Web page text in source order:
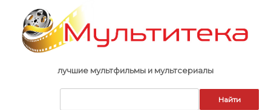
content
лучшие мультфильмы и мультсериалы